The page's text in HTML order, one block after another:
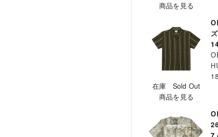
商品を見る
在庫 Sold Out
商品を見る